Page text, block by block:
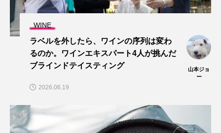
WINE
ラベルを外したら、ワインの序列は変わ
るのか。ワインエキスパート4人が挑んだ
ブラインドテイスティング
山本ジョ
ー
2026.06.19